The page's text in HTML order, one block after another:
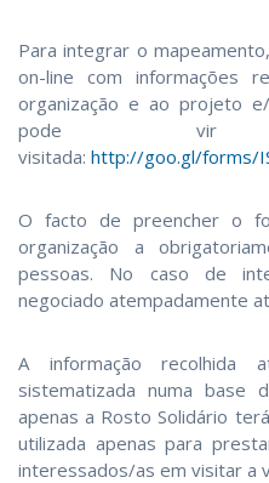
Para integrar o
on-line com informações
organização e ao projeto
pode
visitada: http://goo.gl/forms/
O facto de preencher o
organização a
pessoas. No caso de
negociado atempadamente
A informação recolhida
sistematizada numa base
apenas a Rosto Solidário
utilizada apenas para
interessados/as em visitar a